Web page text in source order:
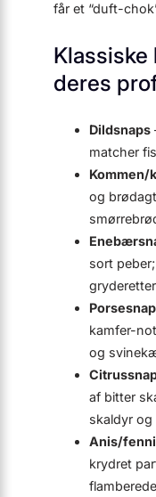
får et “duft-
Klassiske
deres
Dildsnaps
matcher
Kommen/
og
sort
kamfer-
og
af bitter
skaldyr og
Anis/
krydret